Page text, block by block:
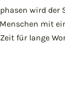
wird der
mit
für lange